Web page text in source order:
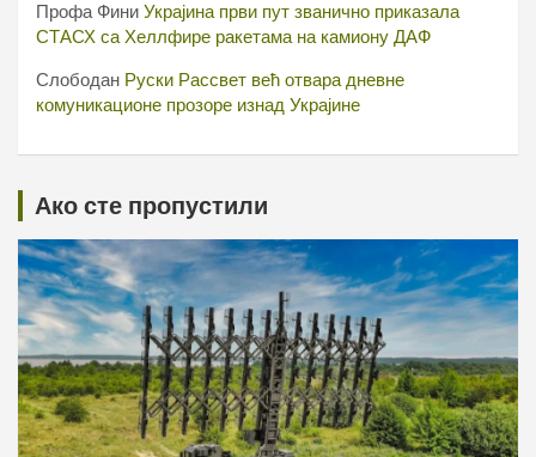
Профа Фини Украјина први пут званично приказала
СТАСХ са Хеллфире ракетама на камиону ДАФ
Слободан Руски Рассвет већ отвара дневне
комуникационе прозоре изнад Украјине
Ако сте пропустили